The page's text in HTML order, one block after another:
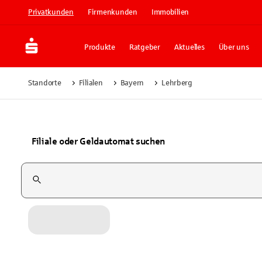
Privatkunden Firmenkunden Immobilien
Produkte Ratgeber Aktuelles Über uns
Standorte Filialen Bayern Lehrberg
Filiale oder Geldautomat suchen
Suchfeld